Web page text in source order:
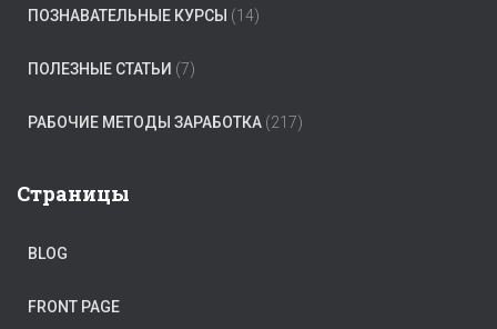
ПОЗНАВАТЕЛЬНЫЕ КУРСЫ (14)
ПОЛЕЗНЫЕ СТАТЬИ (7)
РАБОЧИЕ МЕТОДЫ ЗАРАБОТКА (217)
Страницы
BLOG
FRONT PAGE